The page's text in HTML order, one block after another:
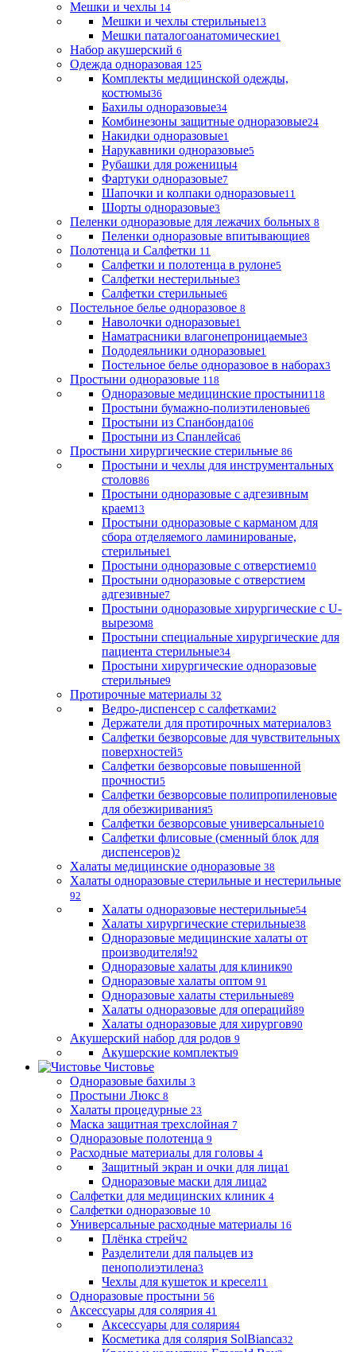
Мешки и чехлы 14
Мешки и чехлы стерильные13
Мешки паталогоанатомические1
Набор акушерский 6
Одежда одноразовая 125
Комплекты медицинской одежды,
костюмы36
Бахилы одноразовые34
Комбинезоны защитные одноразовые24
Накидки одноразовые1
Нарукавники одноразовые5
Рубашки для роженицы4
Фартуки одноразовые7
Шапочки и колпаки одноразовые11
Шорты одноразовые3
Пеленки одноразовые для лежачих больных 8
Пеленки одноразовые впитывающие8
Полотенца и Салфетки 11
Салфетки и полотенца в рулоне5
Салфетки нестерильные3
Салфетки стерильные6
Постельное белье одноразовое 8
Наволочки одноразовые1
Наматрасники влагонепроницаемые3
Пододеяльники одноразовые1
Постельное белье одноразовое в наборах3
Простыни одноразовые 118
Одноразовые медицинские простыни118
Простыни бумажно-полиэтиленовые6
Простыни из Спанбонда106
Простыни из Спанлейса6
Простыни хирургические стерильные 86
Простыни и чехлы для инструментальных
столов86
Простыни одноразовые с адгезивным
краем13
Простыни одноразовые с карманом для
сбора отделяемого ламинированые,
стерильные1
Простыни одноразовые с отверстием10
Простыни одноразовые с отверстием
адгезивные7
Простыни одноразовые хирургические с U-
вырезом8
Простыни специальные хирургические для
пациента стерильные34
Простыни хирургические одноразовые
стерильные9
Протирочные материалы 32
Ведро-диспенсер с салфетками2
Держатели для протирочных материалов3
Салфетки безворсовые для чувствительных
поверхностей5
Салфетки безворсовые повышенной
прочности5
Салфетки безворсовые полипропиленовые
для обезжиривания5
Салфетки безворсовые универсальные10
Салфетки флисовые (сменный блок для
диспенсеров)2
Халаты медицинские одноразовые 38
Халаты одноразовые стерильные и нестерильные
92
Халаты одноразовые нестерильные54
Халаты хирургические стерильные38
Одноразовые медицинские халаты от
производителя!92
Одноразовые халаты для клиник90
Одноразовые халаты оптом 91
Одноразовые халаты стерильные89
Халаты одноразовые для операций89
Халаты одноразовые для хирургов90
Акушерский набор для родов 9
Акушерские комплекты9
Чистовье
Одноразовые бахилы 3
Простыни Люкс 8
Халаты процедурные 23
Маска защитная трехслойная 7
Одноразовые полотенца 9
Расходные материалы для головы 4
Защитный экран и очки для лица1
Одноразовые маски для лица2
Салфетки для медицинских клиник 4
Салфетки одноразовые 10
Универсальные расходные материалы 16
Плёнка стрейч2
Разделители для пальцев из
пенополиэтилена3
Чехлы для кушеток и кресел11
Одноразовые простыни 56
Аксессуары для солярия 41
Аксессуары для солярия4
Косметика для солярия SolBianca32